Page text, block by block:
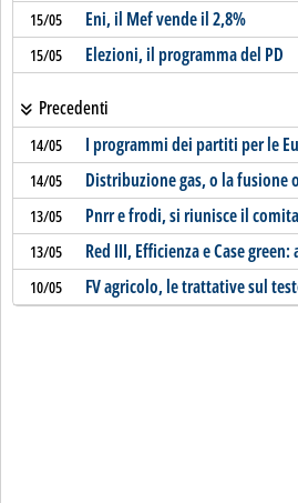
15/05 Eni, il Mef vende il 2,8%
15/05 Elezioni, il programma del PD
Precedenti
14/05 I programmi dei partiti per le
14/05 Distribuzione gas, o la fusione
13/05 Pnrr e frodi, si riunisce il
13/05 Red III, Efficienza e Case
10/05 FV agricolo, le trattative sul